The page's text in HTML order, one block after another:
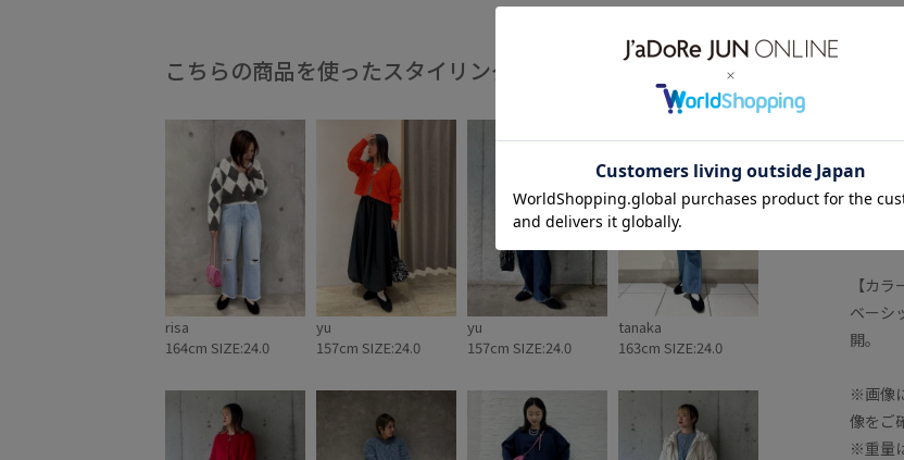
夏の機能素材アイテム
こちらの商品を使ったスタイリング 全てみる
risa
164cm SIZE:24.0
yu
157cm SIZE:24.0
yu
157cm SIZE:24.0
tanaka
163cm SIZE:24.0
【デザ
ボア
が綺
少し
つま
底は出
います。
デニム
※雨の
【カラ
ベーシ
開。
※画像
像をご
※重量